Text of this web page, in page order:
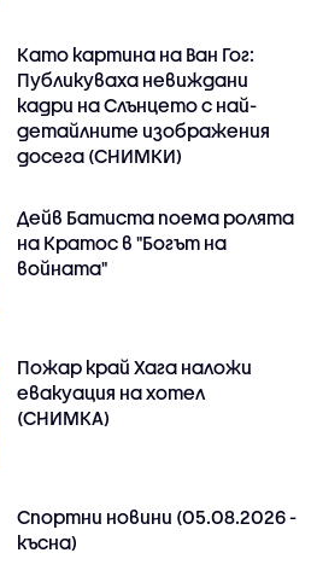
Като картина на Ван Гог:
Публикуваха невиждани
кадри на Слънцето с най-
детайлните изображения
досега (СНИМКИ)
Дейв Батиста поема ролята
на Кратос в "Богът на
войната"
Пожар край Хага наложи
евакуация на хотел
(СНИМКА)
Спортни новини (05.08.2026 -
късна)